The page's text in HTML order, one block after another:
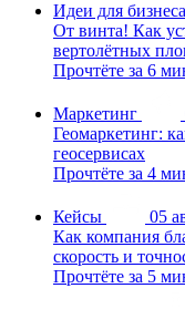
Идеи для бизнеса
От винта! Как
вертолётных
Прочтёте за 6
Маркетинг
Геомаркетинг:
геосервисах
Прочтёте за 4
Кейсы
05
Как компания
скорость и
Прочтёте за 5